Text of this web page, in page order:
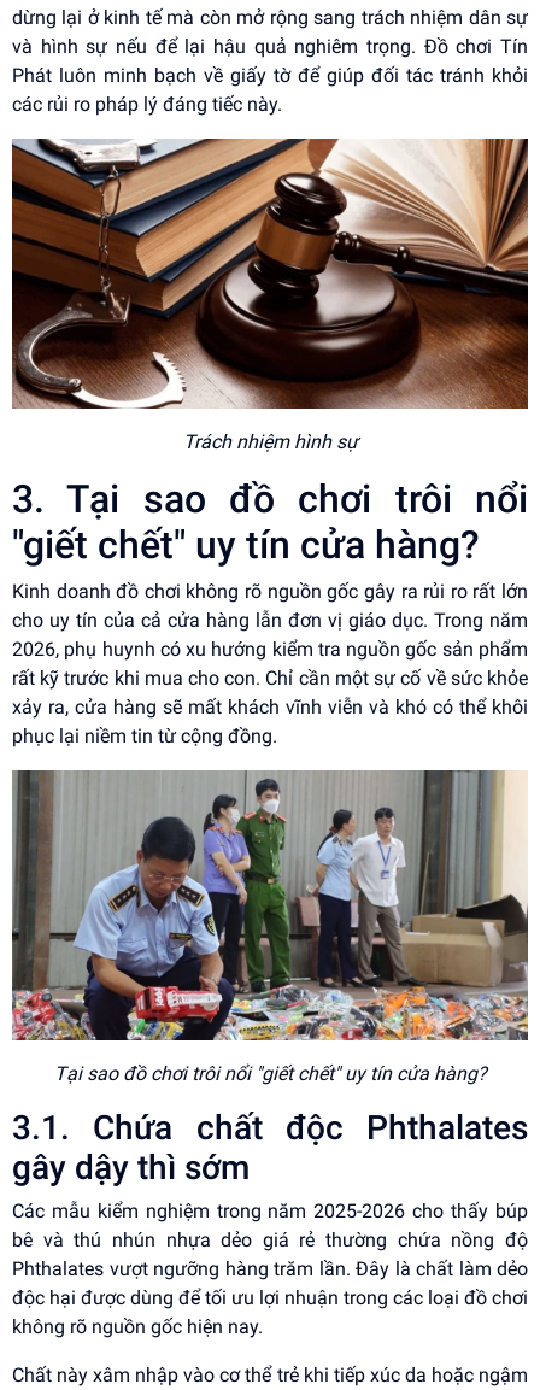
dừng lại ở kinh tế mà còn mở rộng sang trách nhiệm dân sự
và hình sự nếu để lại hậu quả nghiêm trọng. Đồ chơi Tín
Phát luôn minh bạch về giấy tờ để giúp đối tác tránh khỏi
các rủi ro pháp lý đáng tiếc này.
Trách nhiệm hình sự
3. Tại sao đồ chơi trôi nổi
"giết chết" uy tín cửa hàng?
Kinh doanh đồ chơi không rõ nguồn gốc gây ra rủi ro rất lớn
cho uy tín của cả cửa hàng lẫn đơn vị giáo dục. Trong năm
2026, phụ huynh có xu hướng kiểm tra nguồn gốc sản phẩm
rất kỹ trước khi mua cho con. Chỉ cần một sự cố về sức khỏe
xảy ra, cửa hàng sẽ mất khách vĩnh viễn và khó có thể khôi
phục lại niềm tin từ cộng đồng.
Tại sao đồ chơi trôi nổi "giết chết" uy tín cửa hàng?
3.1. Chứa chất độc Phthalates
gây dậy thì sớm
Các mẫu kiểm nghiệm trong năm 2025-2026 cho thấy búp
bê và thú nhún nhựa dẻo giá rẻ thường chứa nồng độ
Phthalates vượt ngưỡng hàng trăm lần. Đây là chất làm dẻo
độc hại được dùng để tối ưu lợi nhuận trong các loại đồ chơi
không rõ nguồn gốc hiện nay.
Chất này xâm nhập vào cơ thể trẻ khi tiếp xúc da hoặc ngậm